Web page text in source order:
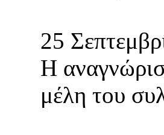
25
Η
μέλη του